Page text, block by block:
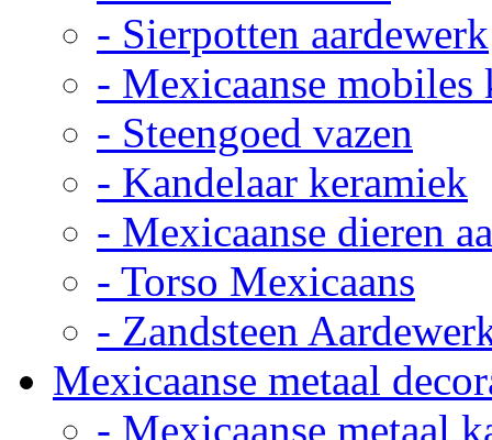
- Sierpotten aardewerk
- Mexicaanse mobiles
- Steengoed vazen
- Kandelaar keramiek
- Mexicaanse dieren
- Torso Mexicaans
- Zandsteen
Mexicaanse metaal
- Mexicaanse metaal